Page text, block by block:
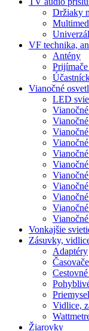
Držiaky
VF technika,
Antény
Vianočné
LED
Vonkajšie
Zásuvky,
Adaptéry
Vidlice,
Žiarovky